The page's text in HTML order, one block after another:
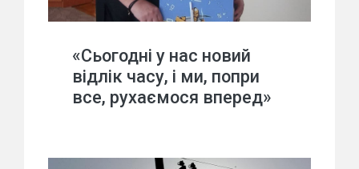
«Сьогодні у нас новий
відлік часу, і ми, попри
все, рухаємося вперед»